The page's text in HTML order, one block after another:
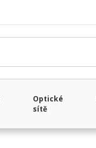
Optické
sítě